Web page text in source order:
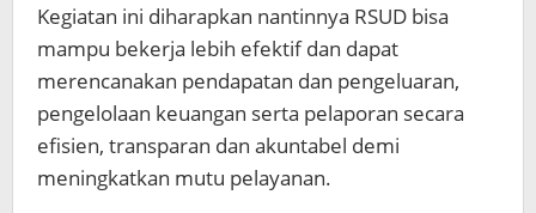
Kegiatan ini diharapkan nantinnya RSUD bisa
mampu bekerja lebih efektif dan dapat
merencanakan pendapatan dan pengeluaran,
pengelolaan keuangan serta pelaporan secara
efisien, transparan dan akuntabel demi
meningkatkan mutu pelayanan.